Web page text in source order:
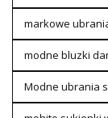
markowe
modne bluzki
Modne ubrania